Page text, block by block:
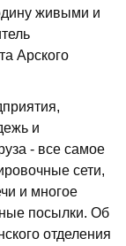
живыми и
Арского
и
- все самое
сети,
и многое
посылки. Об
отделения